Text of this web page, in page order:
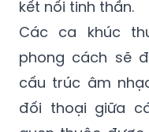
không đi theo
diễn kỹ thuật sân
kết nối tinh thần.
Các ca khúc
phong cách sẽ